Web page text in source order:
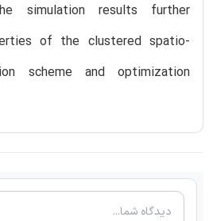
simulation results further
of the clustered spatio-
scheme and optimization